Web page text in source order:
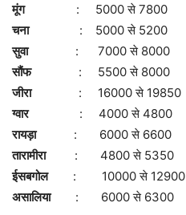
मूंग: 5000 से 7800
चना : 5000 से 5200
सुवा : 7000 से 8000
सौंफ
: 5500 से 8000
जीरा : 16000 से 19850
ग्वार
: 4000 से 4800
रायड़ा : 6000 से 6600
तारामीरा: 4800 से 5350
ईसबगोल
: 10000 से 12900
असालिया : 6000 से 6300